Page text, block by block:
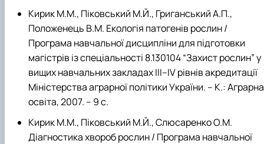
Кирик М.М., Піковський М.Й., Григанський А.П.,
Положенець В.М. Екологія патогенів рослин /
Програма навчальної дисципліни для підготовки
магістрів із спеціальності 8.130104 “Захист рослин” у
вищих навчальних закладах ІІІ–IV рівнів акредитації
Міністерства аграрної політики України. – К.: Аграрна
освіта, 2007. – 9 с.
Кирик М.М., Піковський М.Й., Слюсаренко О.М.
Діагностика хвороб рослин / Програма навчальної